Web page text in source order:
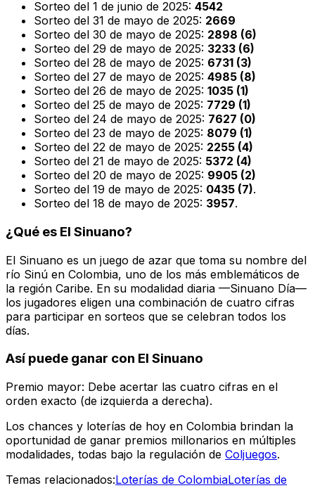
Sorteo del 1 de junio de 2025: 4542
Sorteo del 31 de mayo de 2025: 2669
Sorteo del 30 de mayo de 2025: 2898 (6)
Sorteo del 29 de mayo de 2025: 3233 (6)
Sorteo del 28 de mayo de 2025: 6731 (3)
Sorteo del 27 de mayo de 2025: 4985 (8)
Sorteo del 26 de mayo de 2025: 1035 (1)
Sorteo del 25 de mayo de 2025: 7729 (1)
Sorteo del 24 de mayo de 2025: 7627 (0)
Sorteo del 23 de mayo de 2025: 8079 (1)
Sorteo del 22 de mayo de 2025: 2255 (4)
Sorteo del 21 de mayo de 2025: 5372 (4)
Sorteo del 20 de mayo de 2025: 9905 (2)
Sorteo del 19 de mayo de 2025: 0435 (7).
Sorteo del 18 de mayo de 2025: 3957.
¿Qué es El Sinuano?
El Sinuano es un juego de azar que toma su nombre del
río Sinú en Colombia, uno de los más emblemáticos de
la región Caribe. En su modalidad diaria —Sinuano Día—
los jugadores eligen una combinación de cuatro cifras
para participar en sorteos que se celebran todos los
días.
Así puede ganar con El Sinuano
Premio mayor: Debe acertar las cuatro cifras en el
orden exacto (de izquierda a derecha).
Los chances y loterías de hoy en Colombia brindan la
oportunidad de ganar premios millonarios en múltiples
modalidades, todas bajo la regulación de Coljuegos.
Temas relacionados:Loterías de ColombiaLoterías de